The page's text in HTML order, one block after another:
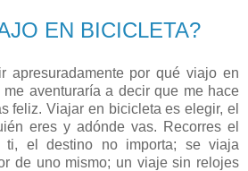
EN BICICLETA?
apresuradamente por qué viajo en
me aventuraría a decir que me hace
feliz. Viajar en bicicleta es elegir, el
eres y adónde vas. Recorres el
ti, el destino no importa; se viaja
de uno mismo; un viaje sin relojes